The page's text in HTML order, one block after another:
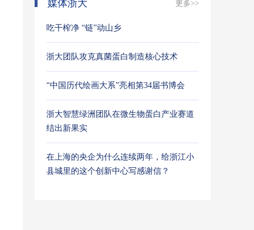
媒体浙大 更多>>
吃干榨净 “链”动山乡
浙大团队攻克真菌蛋白制造核心技术
“中国历代绘画大系”亮相第34届书博会
浙大智慧绿洲团队在微生物蛋白产业赛道
结出新果实
在上海的央企为什么连续两年，给浙江小
县城里的这个创新中心写感谢信？